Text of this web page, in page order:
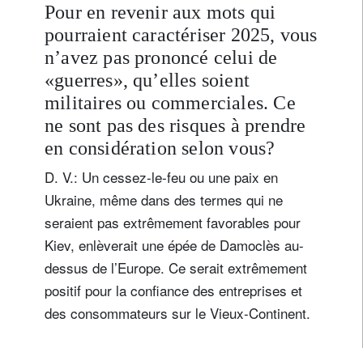
Pour en revenir aux mots qui
pourraient caractériser 2025, vous
n’avez pas prononcé celui de
«guerres», qu’elles soient
militaires ou commerciales. Ce
ne sont pas des risques à prendre
en considération selon vous?
D. V.: Un cessez-le-feu ou une paix en
Ukraine, même dans des termes qui ne
seraient pas extrêmement favorables pour
Kiev, enlèverait une épée de Damoclès au-
dessus de l’Europe. Ce serait extrêmement
positif pour la confiance des entreprises et
des consommateurs sur le Vieux-Continent.